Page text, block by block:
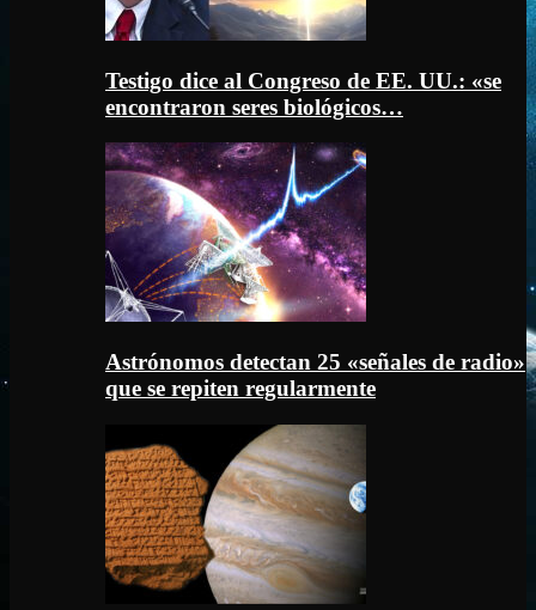
Testigo dice al Congreso de EE. UU.: «se
encontraron seres biológicos…
Astrónomos detectan 25 «señales de radio»
que se repiten regularmente